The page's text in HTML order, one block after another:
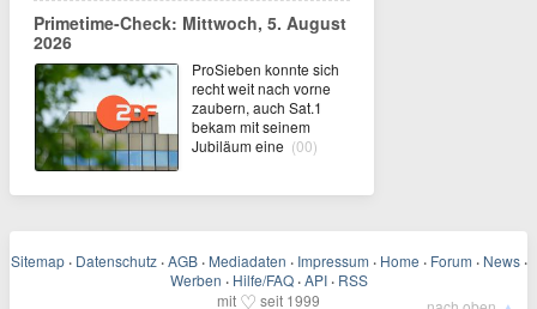
Primetime-Check: Mittwoch, 5. August
2026
ProSieben konnte sich
recht weit nach vorne
zaubern, auch Sat.1
bekam mit seinem
Jubiläum eine (00)
Sitemap · Datenschutz · AGB · Mediadaten · Impressum · Home · Forum · News ·
Werben · Hilfe/FAQ · API · RSS
mit ♡ seit 1999